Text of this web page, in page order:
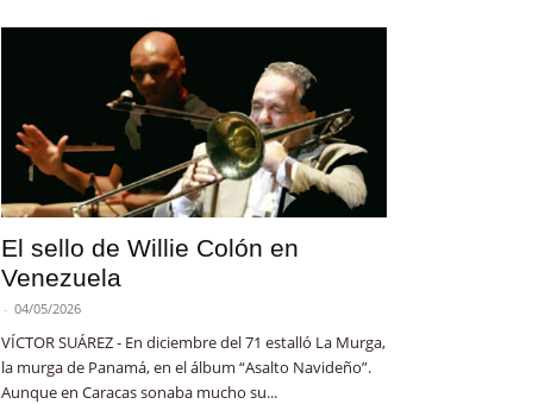
El sello de Willie Colón en
Venezuela
- 04/05/2026
VÍCTOR SUÁREZ - En diciembre del 71 estalló La Murga,
la murga de Panamá, en el álbum “Asalto Navideño”.
Aunque en Caracas sonaba mucho su...